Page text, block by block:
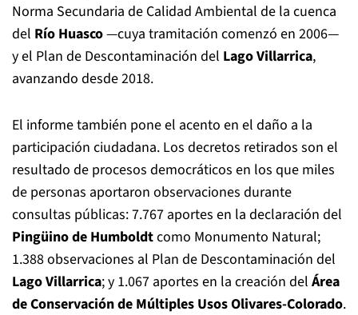
Norma Secundaria de Calidad Ambiental de la cuenca
del Río Huasco—cuya tramitación comenzó en 2006—
y el Plan de Descontaminación del Lago Villarrica,
avanzando desde 2018.
El informe también pone el acento en el daño a la
participación ciudadana. Los decretos retirados son el
resultado de procesos democráticos en los que miles
de personas aportaron observaciones durante
consultas públicas: 7.767 aportes en la declaración del
Pingüino de Humboldtcomo Monumento Natural;
1.388 observaciones al Plan de Descontaminación del
Lago Villarrica; y 1.067 aportes en la creación del Área
de Conservación de Múltiples Usos Olivares-Colorado.